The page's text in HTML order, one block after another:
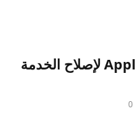
تتوفر خدمة Apple Diagnostics لإصلاح الخدمة
0